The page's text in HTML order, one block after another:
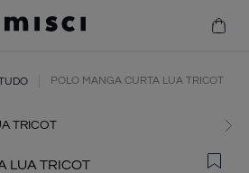
POLO MANGA CURTA LUA TRICOT
LUA TRICOT